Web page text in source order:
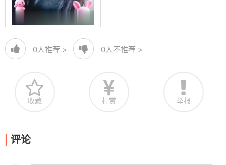
0人推荐 > 0人不推荐 >
收藏 打赏 举报
评论